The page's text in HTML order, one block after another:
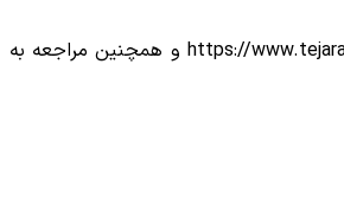
برای کسب اطلاعات بیشتر می‌توانید با مرکز ارتباط مشتریان بانک تجارت به شماره ۱۵۵۴ تماس گرفته و یا از طریق سایت اینترنتی این بانک به آدرس https://www.tejaratbank.ir و همچنین مراجعه به